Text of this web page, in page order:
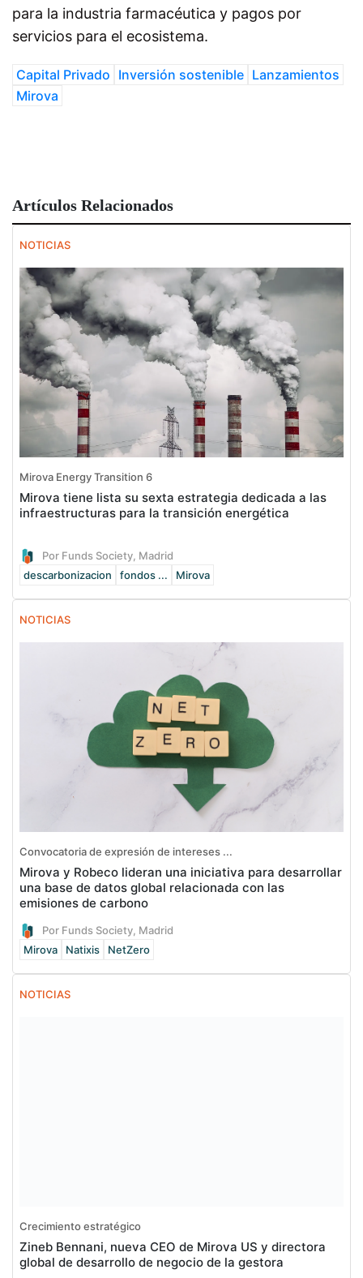
para la industria farmacéutica y pagos por
servicios para el ecosistema.
Capital Privado Inversión sostenible Lanzamientos
Mirova
Artículos Relacionados
NOTICIAS
Mirova Energy Transition 6
Mirova tiene lista su sexta estrategia dedicada a las
infraestructuras para la transición energética
Por Funds Society, Madrid
descarbonizacion
fondos ... Mirova
NOTICIAS
Convocatoria de expresión de intereses ...
Mirova y Robeco lideran una iniciativa para desarrollar
una base de datos global relacionada con las
emisiones de carbono
Por Funds Society, Madrid
Mirova
Natixis NetZero
NOTICIAS
Crecimiento estratégico
Zineb Bennani, nueva CEO de Mirova US y directora
global de desarrollo de negocio de la gestora